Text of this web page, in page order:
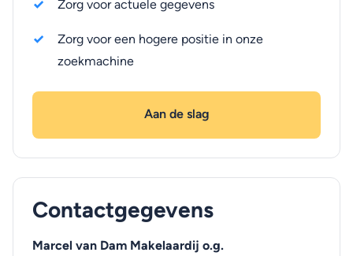
Zorg voor actuele gegevens
Zorg voor een hogere positie in onze
zoekmachine
Aan de slag
Contactgegevens
Marcel van Dam Makelaardij o.g.